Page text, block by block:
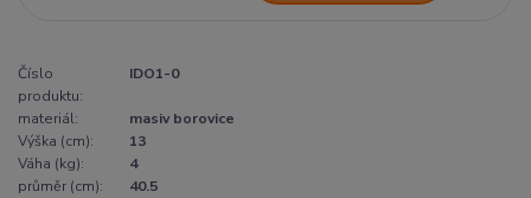
Číslo
produktu:
IDO1-0
materiál:
masiv borovice
Výška (cm):
13
Váha (kg):
4
průměr (cm):
40.5